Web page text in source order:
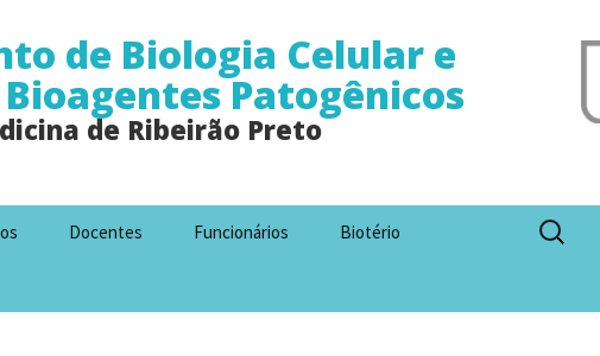
de Biologia Celular e
Patogênicos
de Ribeirão Preto
Docentes Funcionários Biotério
Pesquisar
por: